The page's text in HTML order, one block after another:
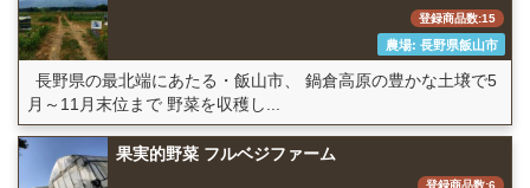
登録商品数:15
農場: 長野県飯山市
長野県の最北端にあたる・飯山市、 鍋倉高原の豊かな土壌で5
月～11月末位まで 野菜を収穫し...
果実的野菜 フルベジファーム
登録商品数:6